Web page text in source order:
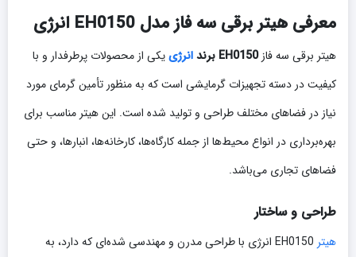
معرفی هیتر برقی سه فاز مدل EH0150 انرژی
هیتر برقی سه فازEH0150 برند انرژییکی از محصولات پرطرفدار و با
کیفیت در دسته تجهیزات گرمایشی است که به منظور تأمین گرمای مورد
نیاز در فضاهای مختلف طراحی و تولید شده است. این هیتر مناسب برای
بهره‌برداری در انواع محیط‌ها از جمله کارگاه‌ها، کارخانه‌ها، انبارها، و حتی
فضاهای تجاری می‌باشد.
طراحی و ساختار
هیتر
EH0150 انرژی با طراحی مدرن و مهندسی شده‌ای که دارد، به